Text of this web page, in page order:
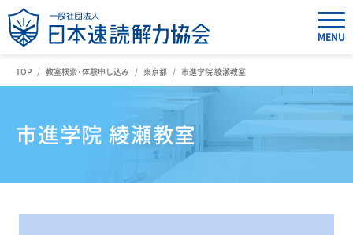
MENU
TOP 教室検索・体験申し込み 東京都 市進学院 綾瀬教室
市進学院 綾瀬教室